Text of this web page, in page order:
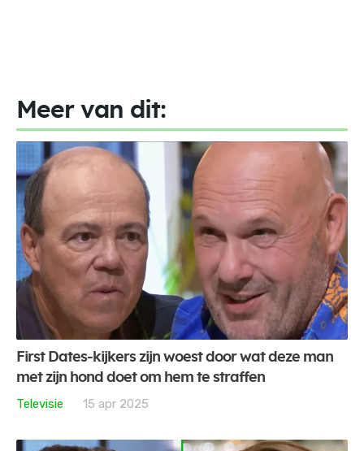
Meer van dit:
First Dates-kijkers zijn woest door wat deze man
met zijn hond doet om hem te straffen
Televisie
15 apr 2025